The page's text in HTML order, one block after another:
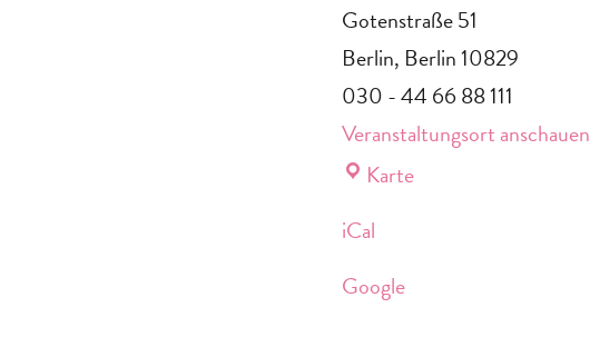
Gotenstraße 51
Berlin, Berlin10829
030 - 44 66 88 111
Veranstaltungsort anschauen
KarteLebensort
iCal
Google